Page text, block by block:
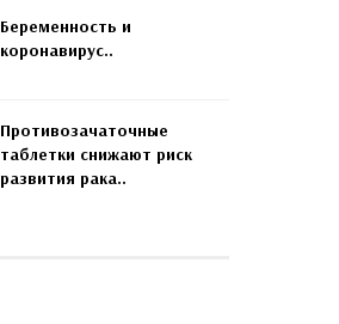
Беременность и
коронавирус..
Противозачаточные
таблетки снижают риск
развития рака..